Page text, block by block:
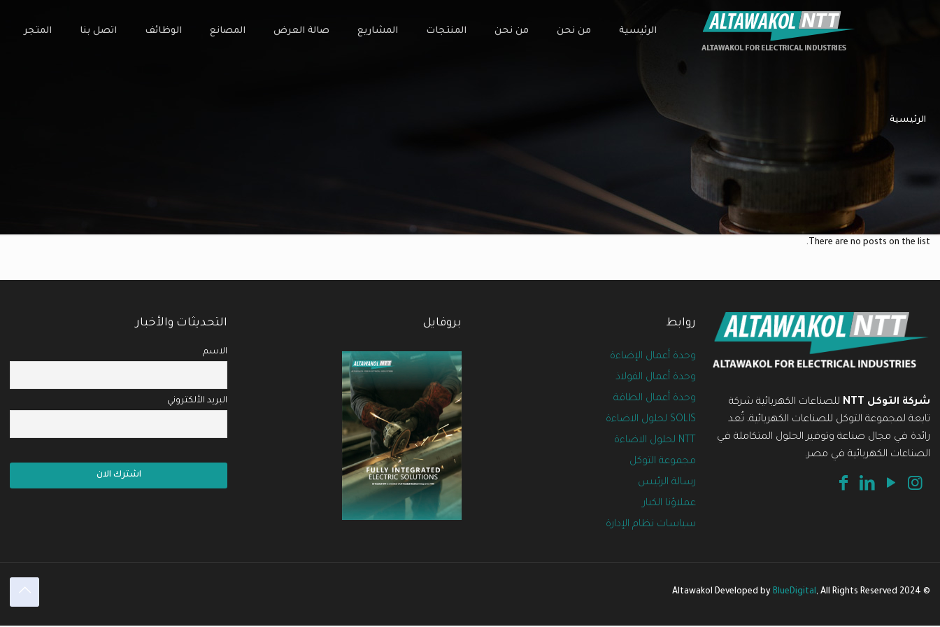
الرئيسية من نحن من نحن المنتجات المشاريع صالة العرض المصانع الوظائف اتصل بنا المتجر
الرئيسية
There are no posts on the list.
شركة التوكل NTT
للصناعات الكهربائية شركة
تابعة لمجموعة التوكل للصناعات الكهربائية، تُعد
رائدة في مجال صناعة وتوفير الحلول المتكاملة في
الصناعات الكهربائية في مصر.
روابط
وحدة أعمال الإضاءة
وحدة أعمال الفولاذ
وحدة أعمال الطاقة
SOLIS لحلول الاضاءة
NTT لحلول الاضاءة
مجموعة التوكل
رسالة الرئيس
عملاؤنا الكبار
سياسات نظام الإدارة
بروفايل
معاينة
البروفايل
التحديثات والأخبار
الاسم
البريد الألكتروني
© 2024 Altawakol Developed by
BlueDigital, All Rights Reserved